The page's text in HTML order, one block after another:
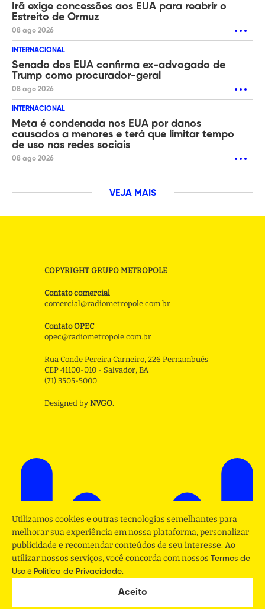
Irã exige concessões aos EUA para reabrir o
Estreito de Ormuz
08 ago 2026
INTERNACIONAL
Senado dos EUA confirma ex-advogado de
Trump como procurador-geral
08 ago 2026
INTERNACIONAL
Meta é condenada nos EUA por danos
causados a menores e terá que limitar tempo
de uso nas redes sociais
08 ago 2026
VEJA MAIS
COPYRIGHT GRUPO METROPOLE
Contato comercial
comercial@radiometropole.com.br
Contato OPEC
opec@radiometropole.com.br
Rua Conde Pereira Carneiro, 226 Pernambués
CEP 41100-010 - Salvador, BA
(71) 3505-5000
Designed by NVGO.
Utilizamos cookies e outras tecnologias semelhantes para
melhorar sua experiência em nossa plataforma, personalizar
publicidade e recomendar conteúdos de seu interesse. Ao
utilizar nossos serviços, você concorda com nossos Termos de
Uso e Politica de Privacidade.
Aceito